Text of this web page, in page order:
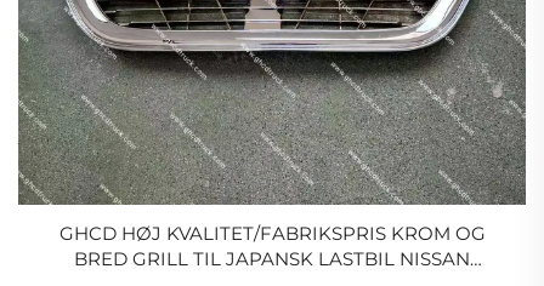
GHCD HØJ KVALITET/FABRIKSPRIS KROM OG
BRED GRILL TIL JAPANSK LASTBIL NISSAN